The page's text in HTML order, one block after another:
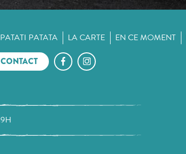
PATATA LA CARTE EN CE MOMENT
CONTACT